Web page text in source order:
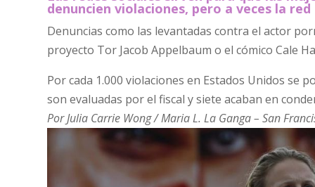
denuncien violaciones, pero a veces la
Denuncias como las levantadas contra el actor
proyecto Tor Jacob Appelbaum o el cómico Cale
Por cada 1.000 violaciones en Estados Unidos se
son evaluadas por el fiscal y siete acaban en
Por Julia Carrie Wong / Maria L. La Ganga– San